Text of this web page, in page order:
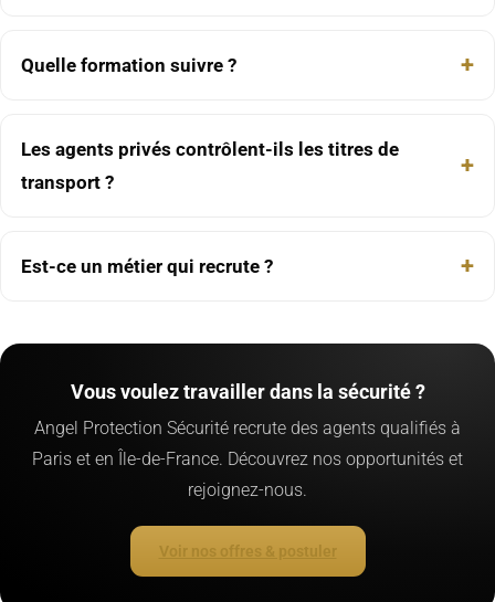
Quelle formation suivre ?
Les agents privés contrôlent-ils les titres de
transport ?
Est-ce un métier qui recrute ?
Vous voulez travailler dans la sécurité ?
Angel Protection Sécurité recrute des agents qualifiés à
Paris et en Île-de-France. Découvrez nos opportunités et
rejoignez-nous.
Voir nos offres & postuler